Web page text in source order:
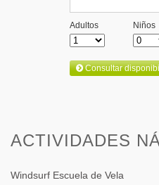
ACTIVIDADES
Windsurf Escuela de Vela